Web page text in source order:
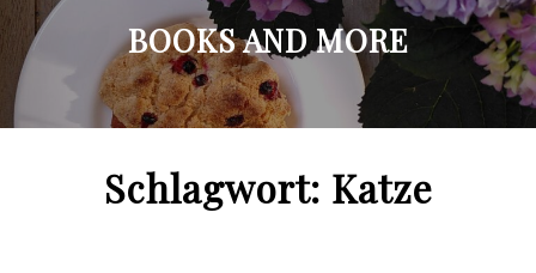
BOOKS AND MORE
Schlagwort: Katze